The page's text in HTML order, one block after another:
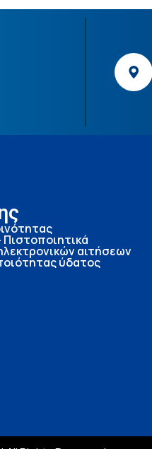
Πιστοποιητικά
αιτήσεων
ύδατος